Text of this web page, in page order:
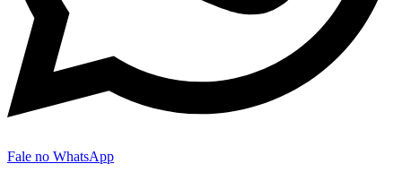
Fale no WhatsApp